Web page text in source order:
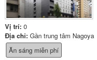
Vị trí: 0
Địa chỉ: Gần trung tâm Nagoya
Ăn sáng miễn phí